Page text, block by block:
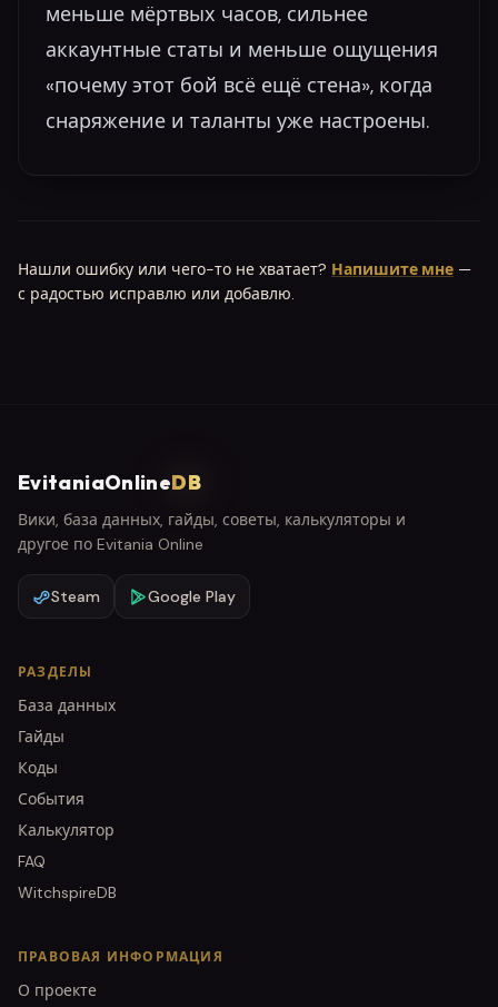
меньше мёртвых часов, сильнее
аккаунтные статы и меньше ощущения
«почему этот бой всё ещё стена», когда
снаряжение и таланты уже настроены.
Нашли ошибку или чего-то не хватает? Напишите мне —
с радостью исправлю или добавлю.
EvitaniaOnlineDB
Вики, база данных, гайды, советы, калькуляторы и
другое по Evitania Online
Steam Google Play
РАЗДЕЛЫ
База данных
Гайды
Коды
События
Калькулятор
FAQ
WitchspireDB
ПРАВОВАЯ ИНФОРМАЦИЯ
О проекте